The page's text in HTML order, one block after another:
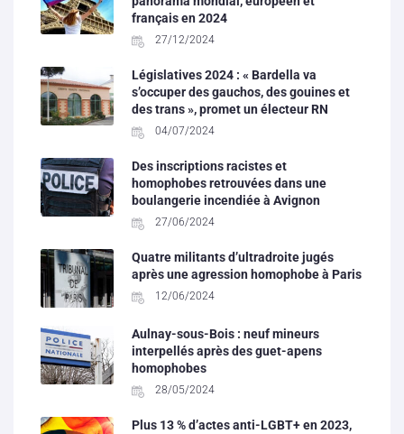
français en 2024
27/12/2024
Législatives 2024 : « Bardella va
s’occuper des gauchos, des gouines et
des trans », promet un électeur RN
04/07/2024
Des inscriptions racistes et
homophobes retrouvées dans une
boulangerie incendiée à Avignon
27/06/2024
Quatre militants d’ultradroite jugés
après une agression homophobe à Paris
12/06/2024
Aulnay-sous-Bois : neuf mineurs
interpellés après des guet-apens
homophobes
28/05/2024
Plus 13 % d’actes anti-LGBT+ en 2023,